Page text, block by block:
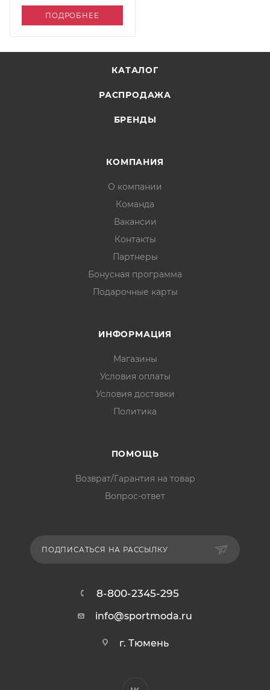
ПОДРОБНЕЕ
КАТАЛОГ
РАСПРОДАЖА
БРЕНДЫ
КОМПАНИЯ
О компании
Команда
Вакансии
Контакты
Партнеры
Бонусная программа
Подарочные карты
ИНФОРМАЦИЯ
Магазины
Условия оплаты
Условия доставки
Политика
ПОМОЩЬ
Возврат/Гарантия на товар
Вопрос-ответ
ПОДПИСАТЬСЯ НА РАССЫЛКУ
8-800-2345-295
info@sportmoda.ru
г. Тюмень